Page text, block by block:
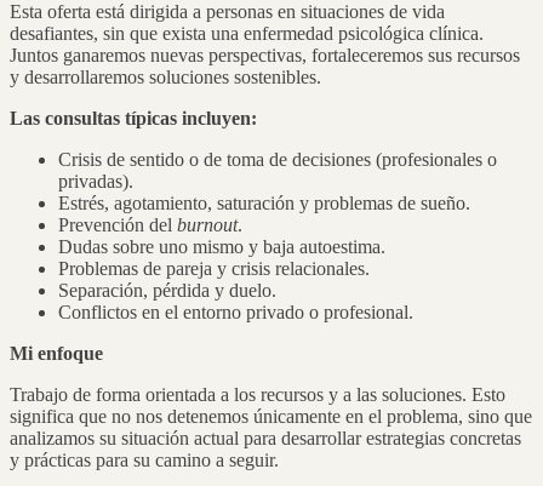
Esta oferta está dirigida a personas en situaciones de vida
desafiantes, sin que exista una enfermedad psicológica clínica.
Juntos ganaremos nuevas perspectivas, fortaleceremos sus recursos
y desarrollaremos soluciones sostenibles.
Las consultas típicas incluyen:
Crisis de sentido o de toma de decisiones (profesionales o
privadas).
Estrés, agotamiento, saturación y problemas de sueño.
Prevención del burnout.
Dudas sobre uno mismo y baja autoestima.
Problemas de pareja y crisis relacionales.
Separación, pérdida y duelo.
Conflictos en el entorno privado o profesional.
Mi enfoque
Trabajo de forma orientada a los recursos y a las soluciones. Esto
significa que no nos detenemos únicamente en el problema, sino que
analizamos su situación actual para desarrollar estrategias concretas
y prácticas para su camino a seguir.